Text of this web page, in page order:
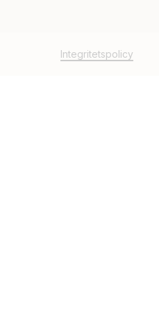
Integritetspolicy